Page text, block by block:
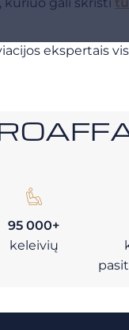
ekspertais
95 000+
keleivių